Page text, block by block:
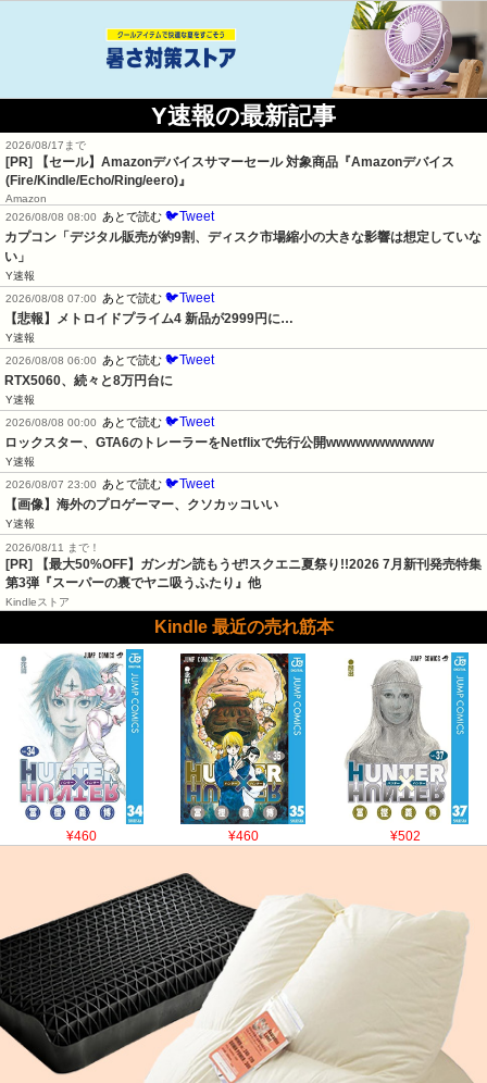
Y速報の最新記事
2026/08/17まで
[PR]
【セール】Amazonデバイスサマーセール 対象商品『Amazonデバイス
(Fire/Kindle/Echo/Ring/eero)』
Amazon
2026/08/08 08:00
あとで読む 🐦Tweet
カプコン「デジタル販売が約9割、ディスク市場縮小の大きな影響は想定していな
い」
Y速報
2026/08/08 07:00
あとで読む 🐦Tweet
【悲報】メトロイドプライム4 新品が2999円に…
Y速報
2026/08/08 06:00
あとで読む 🐦Tweet
RTX5060、続々と8万円台に
Y速報
2026/08/08 00:00
あとで読む 🐦Tweet
ロックスター、GTA6のトレーラーをNetflixで先行公開wwwwwwwwwww
Y速報
2026/08/07 23:00
あとで読む 🐦Tweet
【画像】海外のプロゲーマー、クソカッコいい
Y速報
2026/08/11 まで！
[PR] 【最大50%OFF】ガンガン読もうぜ!スクエニ夏祭り!!2026 7月新刊発売特集
第3弾『スーパーの裏でヤニ吸うふたり』他
Kindleストア
Kindle 最近の売れ筋本
¥460 ¥460 ¥502